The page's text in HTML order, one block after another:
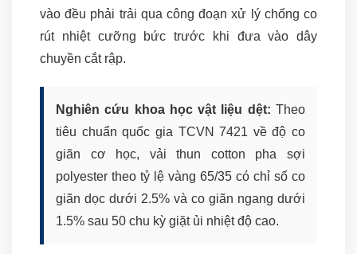
vào đều phải trải qua công đoạn xử lý chống co
rút nhiệt cưỡng bức trước khi đưa vào dây
chuyền cắt rập.
Nghiên cứu khoa học vật liệu dệt: Theo
tiêu chuẩn quốc gia TCVN 7421 về độ co
giãn cơ học, vải thun cotton pha sợi
polyester theo tỷ lệ vàng 65/35 có chỉ số co
giãn dọc dưới 2.5% và co giãn ngang dưới
1.5% sau 50 chu kỳ giặt ủi nhiệt độ cao.